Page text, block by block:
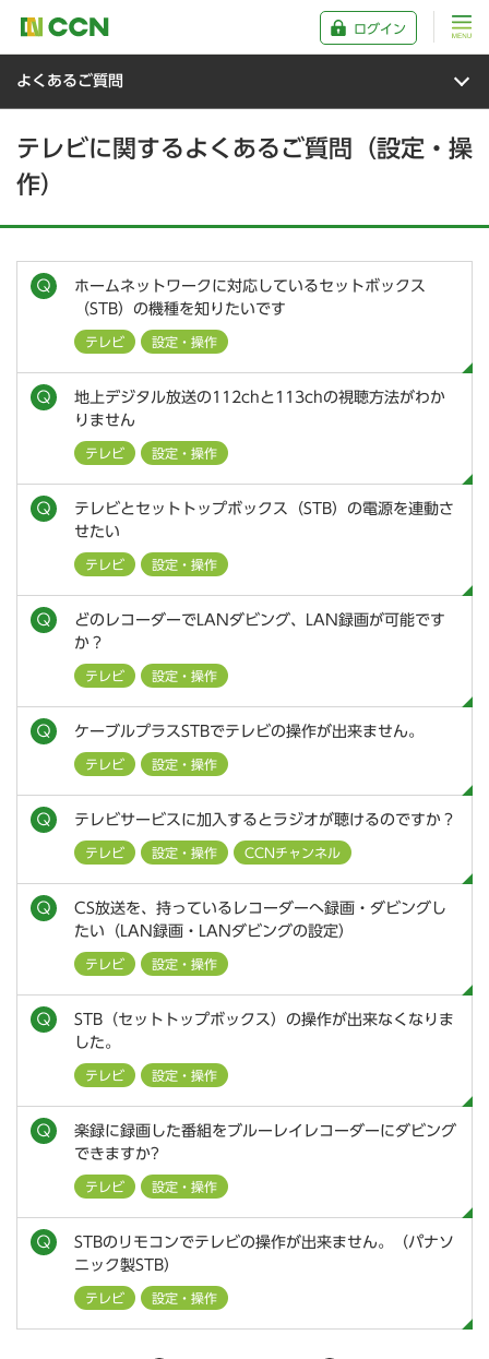
ログイン
よくあるご質問
テレビに関するよくあるご質問（設定・操
作）
ホームネットワークに対応しているセットボックス
（STB）の機種を知りたいです
テレビ 設定・操作
地上デジタル放送の112chと113chの視聴方法がわか
りません
テレビ 設定・操作
テレビとセットトップボックス（STB）の電源を連動さ
せたい
テレビ 設定・操作
どのレコーダーでLANダビング、LAN録画が可能です
か？
テレビ 設定・操作
ケーブルプラスSTBでテレビの操作が出来ません。
テレビ 設定・操作
テレビサービスに加入するとラジオが聴けるのですか？
テレビ 設定・操作 CCNチャンネル
CS放送を、持っているレコーダーへ録画・ダビングし
たい（LAN録画・LANダビングの設定）
テレビ 設定・操作
STB（セットトップボックス）の操作が出来なくなりま
した。
テレビ 設定・操作
楽録に録画した番組をブルーレイレコーダーにダビング
できますか?
テレビ 設定・操作
STBのリモコンでテレビの操作が出来ません。（パナソ
ニック製STB）
テレビ 設定・操作